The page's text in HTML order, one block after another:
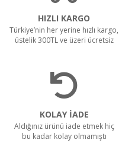
HIZLI KARGO
Türkiye’nin her yerine hızlı kargo,
üstelik 300TL ve üzeri ücretsiz
KOLAY İADE
Aldığınız ürünü iade etmek hiç
bu kadar kolay olmamıştı